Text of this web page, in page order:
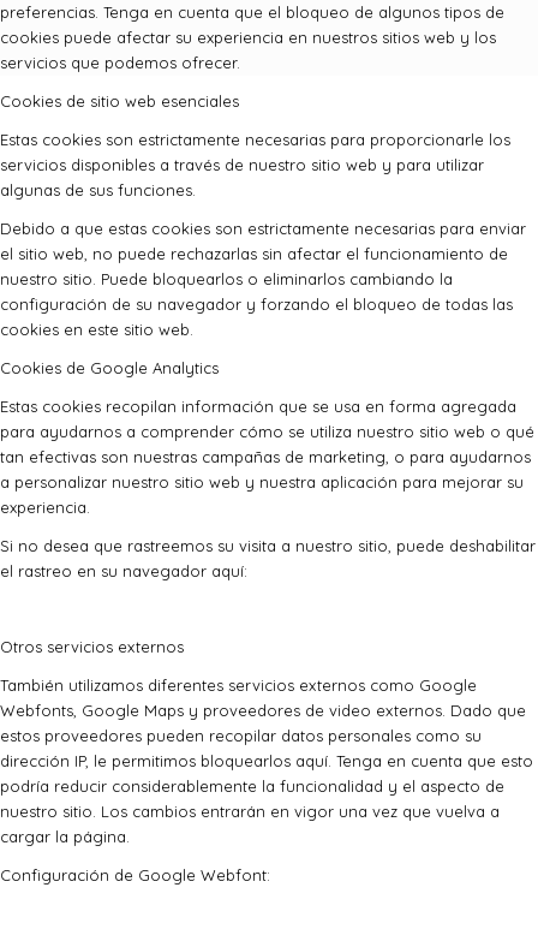
preferencias. Tenga en cuenta que el bloqueo de algunos tipos de
cookies puede afectar su experiencia en nuestros sitios web y los
servicios que podemos ofrecer.
Cookies de sitio web esenciales
Estas cookies son estrictamente necesarias para proporcionarle los
servicios disponibles a través de nuestro sitio web y para utilizar
algunas de sus funciones.
Debido a que estas cookies son estrictamente necesarias para enviar
el sitio web, no puede rechazarlas sin afectar el funcionamiento de
nuestro sitio. Puede bloquearlos o eliminarlos cambiando la
configuración de su navegador y forzando el bloqueo de todas las
cookies en este sitio web.
Cookies de Google Analytics
Estas cookies recopilan información que se usa en forma agregada
para ayudarnos a comprender cómo se utiliza nuestro sitio web o qué
tan efectivas son nuestras campañas de marketing, o para ayudarnos
a personalizar nuestro sitio web y nuestra aplicación para mejorar su
experiencia.
Si no desea que rastreemos su visita a nuestro sitio, puede deshabilitar
el rastreo en su navegador aquí:
Otros servicios externos
También utilizamos diferentes servicios externos como Google
Webfonts, Google Maps y proveedores de video externos. Dado que
estos proveedores pueden recopilar datos personales como su
dirección IP, le permitimos bloquearlos aquí. Tenga en cuenta que esto
podría reducir considerablemente la funcionalidad y el aspecto de
nuestro sitio. Los cambios entrarán en vigor una vez que vuelva a
cargar la página.
Configuración de Google Webfont: